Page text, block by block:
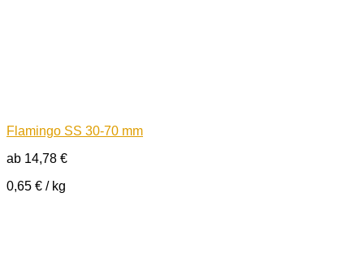
Flamingo SS 30-70 mm
ab 14,78 €
0,65 € / kg